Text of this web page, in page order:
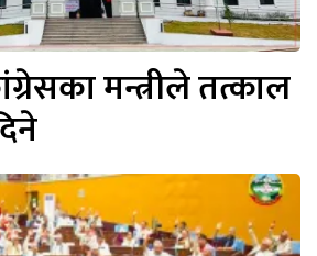
मन्त्रीले तत्काल